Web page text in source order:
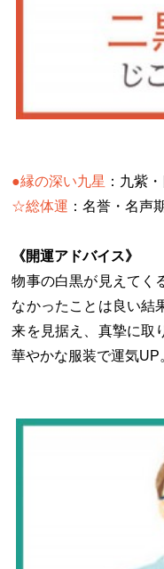
●縁の深い九星 ：九紫
☆総体運 ：名誉・名声
《開運アドバイス》
物事の白黒が見えてく
なかったことは良い結
来を見据え、真摯に取
華やかな服装で運気UP